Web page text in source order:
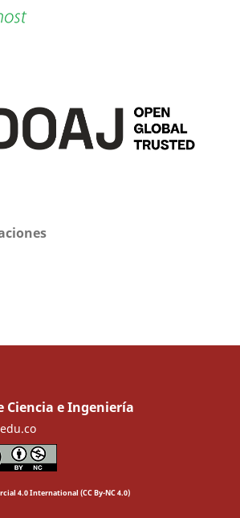
Ciencia e Ingeniería
4.0 International (CC By-NC 4.0)